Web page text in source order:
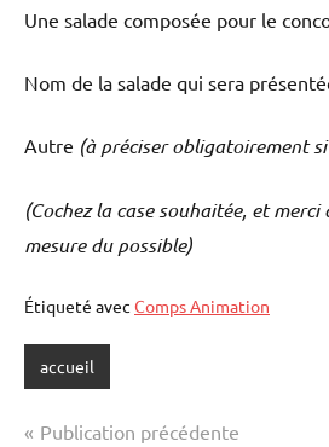
Une salade composée pour le
Nom de la salade qui sera
Autre (à préciser obligatoirement
(Cochez la case souhaitée, et merci
mesure du possible)
Étiqueté avec Comps Animation
accueil
Navigation
Publication précédente